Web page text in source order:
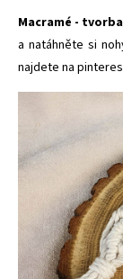
Macramé -
a natáhněte si
najdete na